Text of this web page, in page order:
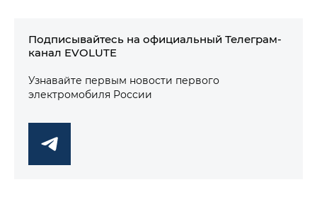
Подписывайтесь на официальный Телеграм-
канал EVOLUTE
Узнавайте первым новости первого
электромобиля России